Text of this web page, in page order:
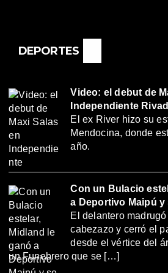
DEPORTES
Video: el debut de
Independiente
El ex River hizo su
Mendocina, donde
año.
Con un Bulacio
a Deportivo Maipú
El delantero
cabezazo y cerró el
desde el vértice del
un Funebrero que se […]